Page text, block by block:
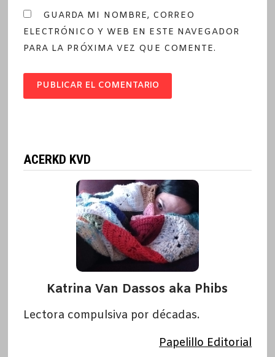
GUARDA MI NOMBRE, CORREO
ELECTRÓNICO Y WEB EN ESTE NAVEGADOR
PARA LA PRÓXIMA VEZ QUE COMENTE.
ACERKD KVD
Katrina Van Dassos aka Phibs
Lectora compulsiva por décadas.
Papelillo Editorial